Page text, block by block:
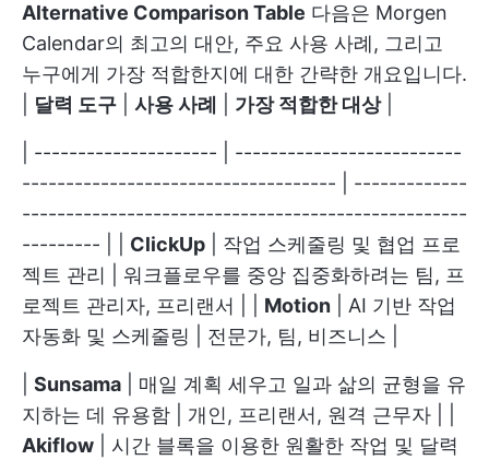
Alternative Comparison Table 다음은 Morgen
Calendar의 최고의 대안, 주요 사용 사례, 그리고
누구에게 가장 적합한지에 대한 간략한 개요입니다.
달력 도구 사용 사례 가장 적합한 대상|
| --------------------- | --------------------------
------------------------------------ | -------------
---------------------------------------------------
--------- | | ClickUp | 작업 스케줄링 및 협업 프로
젝트 관리 | 워크플로우를 중앙 집중화하려는 팀, 프
로젝트 관리자, 프리랜서 | | Motion | AI 기반 작업
자동화 및 스케줄링 | 전문가, 팀, 비즈니스 |
Sunsama | 매일 계획 세우고 일과 삶의 균형을 유
지하는 데 유용함 | 개인, 프리랜서, 원격 근무자 | |
Akiflow | 시간 블록을 이용한 원활한 작업 및 달력